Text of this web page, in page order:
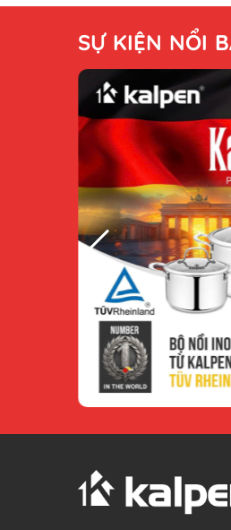
SỰ KIỆN NỔI